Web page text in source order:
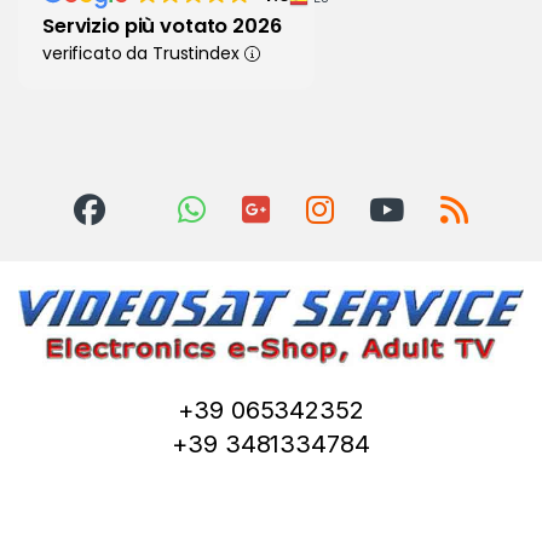
Servizio più votato 2026
verificato da Trustindex
+39 065342352
+39 3481334784